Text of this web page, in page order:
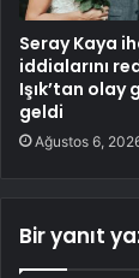
Seray Kaya
iddialarını
Işık’tan olay
geldi
Ağustos 6,
Bir yanıt